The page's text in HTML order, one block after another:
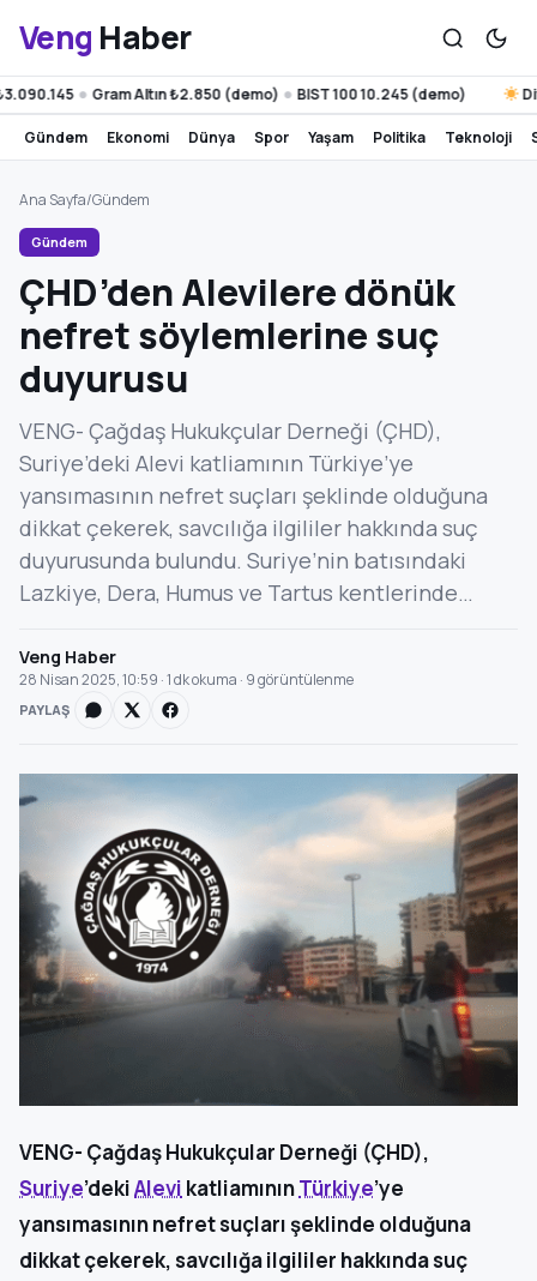
Veng Haber
● Gram Altın ₺2.850 (demo) ● BIST 100 10.245 (demo)
gündem ekonomi dünya spor yaşam politika teknoloji
Ana Sayfa/Gündem
Gündem
ÇHD’den Alevilere dönük
nefret söylemlerine suç
duyurusu
VENG- Çağdaş Hukukçular Derneği (ÇHD),
Suriye’deki Alevi katliamının Türkiye’ye
yansımasının nefret suçları şeklinde olduğuna
dikkat çekerek, savcılığa ilgililer hakkında suç
duyurusunda bulundu. Suriye’nin batısındaki
Lazkiye, Dera, Humus ve Tartus kentlerinde…
Veng Haber
28 Nisan 2025, 10:59 · 1 dk okuma · 9 görüntülenme
PAYLAŞ
VENG- Çağdaş Hukukçular Derneği (ÇHD),
Suriye’dekiAlevi katliamınınTürkiye’ye
yansımasının nefret suçları şeklinde olduğuna
dikkat çekerek, savcılığa ilgililer hakkında suç